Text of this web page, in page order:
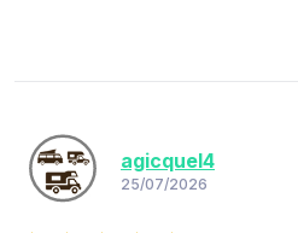
agicquel4
25/07/2026